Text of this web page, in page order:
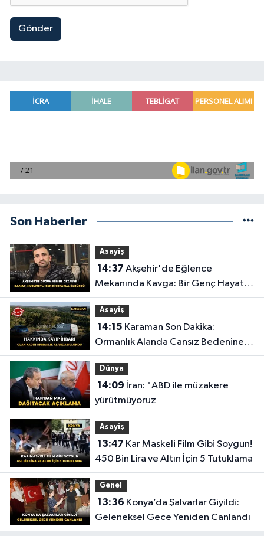
Gönder
Son Haberler
Asayiş
14:37
Mekanında Kavga: Bir Genç Hayatını
Kaybetti
Asayiş
14:15
Ormanlık Alanda Cansız Bedenine
Ulaşıldı
Dünya
14:09
yürütmüyoruz
Asayiş
13:47
450 Bin Lira ve Altın İçin 5 Tutuklama
Genel
13:36
Geleneksel Gece Yeniden Canlandı